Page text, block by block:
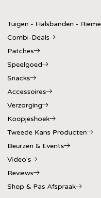
Tuigen - Halsbanden -
Combi-Deals
Patches
Speelgoed
Snacks
Accessoires
Verzorging
Koopjeshoek
Tweede Kans Producten
Beurzen & Events
Video's
Reviews
Shop & Pas Afspraak